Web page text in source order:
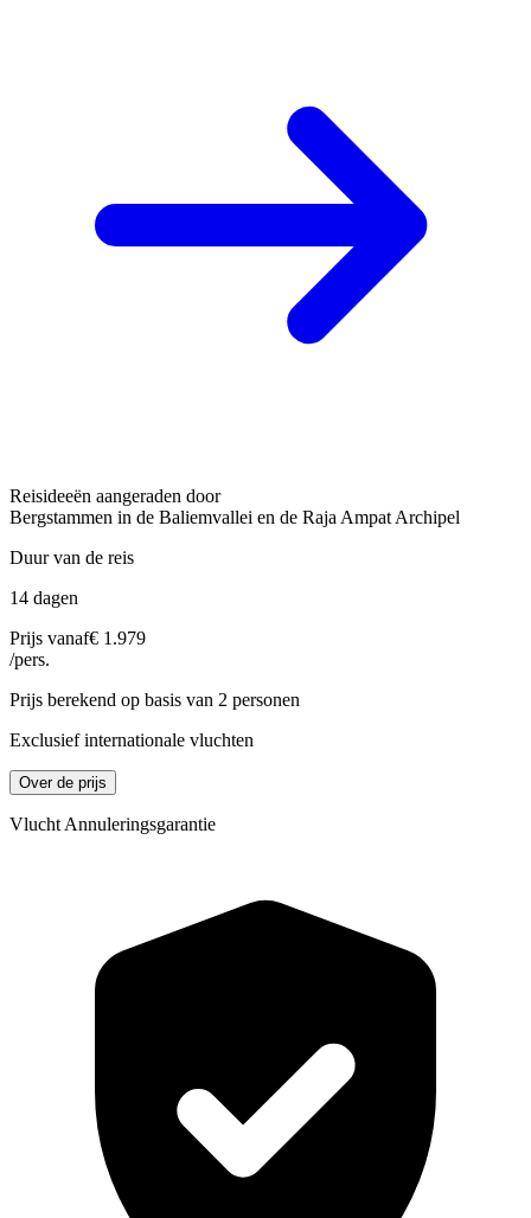
Reisideeën aangeraden door
Bergstammen in de Baliemvallei en de Raja Ampat Archipel
Duur van de reis
14 dagen
Prijs vanaf€ 1.979
/pers.
Prijs berekend op basis van 2 personen
Exclusief internationale vluchten
Over de prijs
Vlucht Annuleringsgarantie